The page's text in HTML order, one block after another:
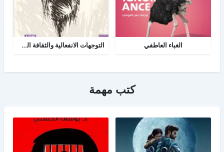
الغباء العاطفي التوجهات الانفعالية والثقافة السياسية
كتب مهمة